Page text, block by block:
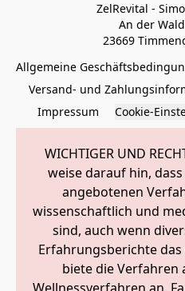
ZelRevital -
An der
23669
Allgemeine
Versand- und
Impressum
Cookie-